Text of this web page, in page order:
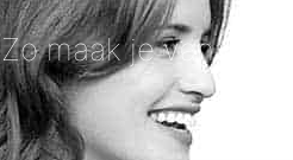
Zo maak je van je